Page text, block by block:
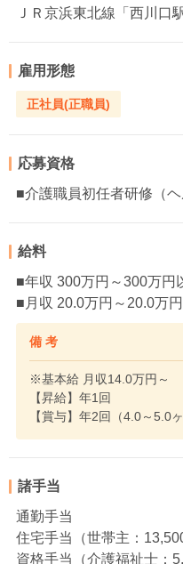
ＪＲ京浜東北線「西川口
雇用形態
正社員(正職員)
応募資格
■介護職員初任者研修（
給料
■年収 300万円～300万円
■月収 20.0万円～20.0万
備 考
※基本給 月収14.0万円～
【昇給】年1回
【賞与】年2回（4.0～5.0ヶ
諸手当
通勤手当
住宅手当（世帯主：
資格手当（介護福祉士：